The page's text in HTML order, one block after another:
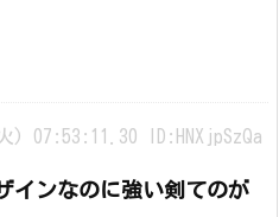
) 07:53:11.30 ID:HNXjpSzQa
インなのに強い剣てのが